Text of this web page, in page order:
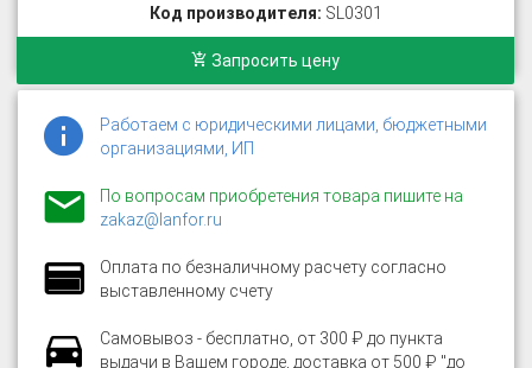
Код производителя: SL0301
Запросить цену
Работаем с юридическими лицами, бюджетными
организациями, ИП
По вопросам приобретения товара пишите на
zakaz@lanfor.ru
Оплата по безналичному расчету согласно
выставленному счету
Самовывоз - бесплатно, от 300 ₽ до пункта
выдачи в Вашем городе, доставка от 500 ₽ "до